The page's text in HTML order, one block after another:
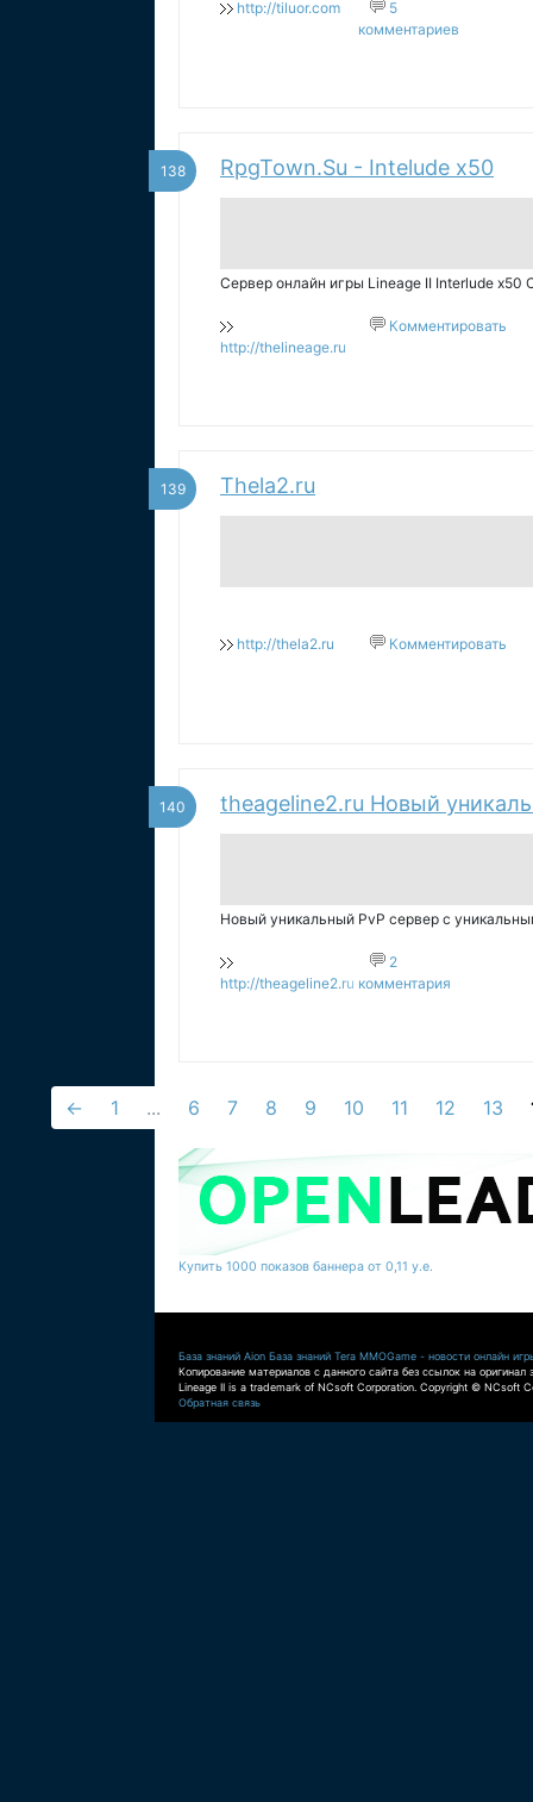
http://tiluor.com
5
комментариев
138 RpgTown.Su - Intelude x50
Сервер онлайн игры Lineage II Interlude x50
http://thelineage.ru
Комментировать
139 Thela2.ru
http://thela2.ru Комментировать
140 theageline2.ru Новый
Новый уникальный PvP сервер c
http://theageline2.ru
2
комментария
← 1 ... 6 7 8 9 10 11 12 13
Купить 1000 показов баннера от 0,11 у.е.
База знаний Aion База знаний Tera MMOGame - новости онлайн
Копирование материалов с данного сайта без ссылок на оригинал
Lineage II is a trademark of NCsoft Corporation. Copyright © NCsoft
Обратная связь